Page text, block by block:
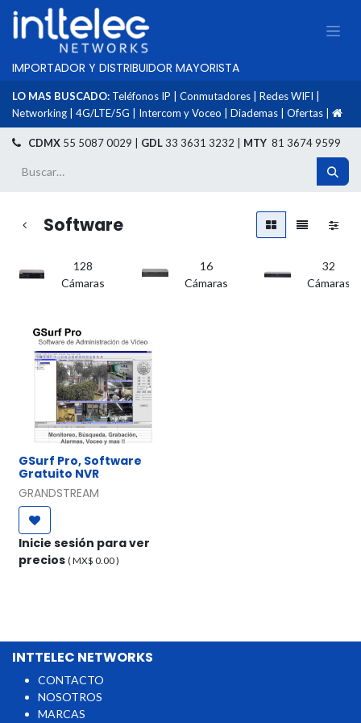
IMPORTADOR Y DISTRIBUIDOR MAYORISTA
LO MAS BUSCADO: Teléfonos IP Conmutadores Redes WIFI
Networking
4G/LTE/5G Intercom y Voceo Diademas Ofertas
CDMX 55 5087 0029 | GDL33 3631 3232 | MTY 81 3674 9599
Software
128
Cámaras
16
Cámaras
32
Cámaras
GSurf Pro, Software
Gratuito NVR
GRANDSTREAM
Inicie sesión para ver
precios ( MX$ 0.00)
INTTELEC NETWORKS
CONTACTO
NOSOTROS
MARCAS